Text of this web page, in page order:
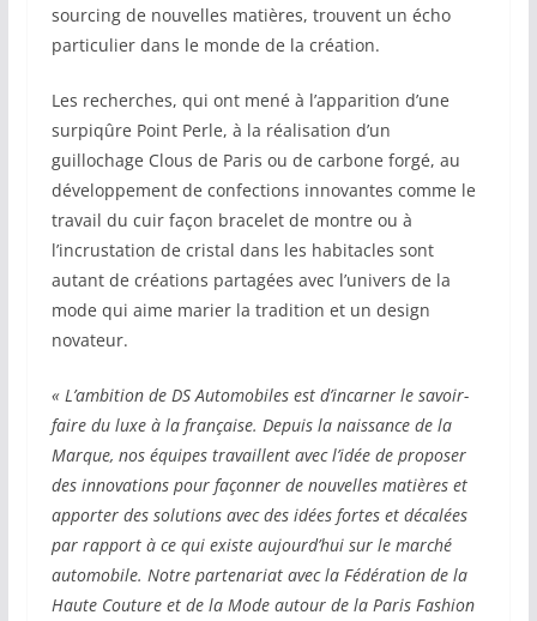
sourcing de nouvelles matières, trouvent un écho
particulier dans le monde de la création.
Les recherches, qui ont mené à l’apparition d’une
surpiqûre Point Perle, à la réalisation d’un
guillochage Clous de Paris ou de carbone forgé, au
développement de confections innovantes comme le
travail du cuir façon bracelet de montre ou à
l’incrustation de cristal dans les habitacles sont
autant de créations partagées avec l’univers de la
mode qui aime marier la tradition et un design
novateur.
« L’ambition de DS Automobiles est d’incarner le savoir-
faire du luxe à la française. Depuis la naissance de la
Marque, nos équipes travaillent avec l’idée de proposer
des innovations pour façonner de nouvelles matières et
apporter des solutions avec des idées fortes et décalées
par rapport à ce qui existe aujourd’hui sur le marché
automobile. Notre partenariat avec la Fédération de la
Haute Couture et de la Mode autour de la Paris Fashion